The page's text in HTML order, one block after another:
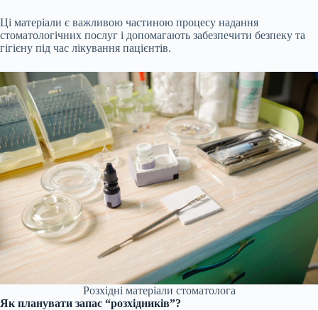
Ці матеріали є важливою частиною процесу надання
стоматологічних послуг і допомагають забезпечити безпеку та
гігієну під час лікування пацієнтів.
Розхідні матеріали стоматолога
Як планувати запас “розхідників”?